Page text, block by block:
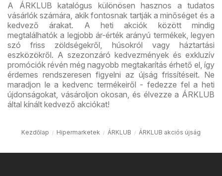
A ÁRKLUB katalógus különösen hasznos a tudatos
vásárlók számára, akik fontosnak tartják a minőséget és a
kedvező árakat. A heti akciók között mindig
megtalálhatók a legjobb ár-érték arányú termékek, legyen
szó friss zöldségekről, húsokról vagy háztartási
eszközökről. A szezonzáró kedvezmények és exkluzív
promóciók révén még nagyobb megtakarítás érhető el, így
érdemes rendszeresen figyelni az újság frissítéseit. Ne
maradjon le a kedvenc termékeiről - fedezze fel a heti
újdonságokat, vásároljon okosan, és élvezze a ÁRKLUB
által kínált kedvező akciókat!
Kezdőlap Hipermarketek ÁRKLUB ÁRKLUB akciós újság